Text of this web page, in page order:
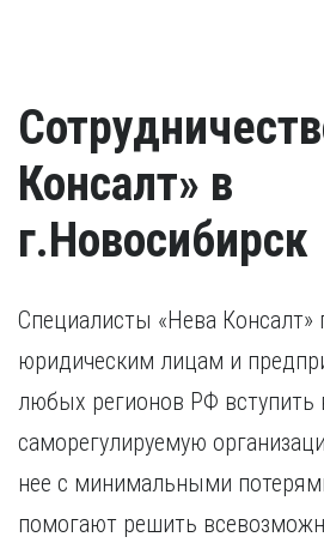
Консалт» в
г.Новосибирск
Специалисты «Нева Консалт»
юридическим лицам и
любых регионов РФ вступить
саморегулируемую
нее с минимальными
помогают решить